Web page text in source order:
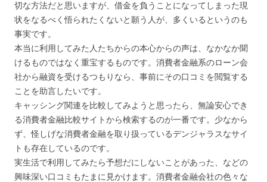
切な方法だと思いますが、借金を負うことになってしまった現
状をなるべく悟られたくないと願う人が、多くいるというのも
事実です。
本当に利用してみた人たちからの本心からの声は、なかなか聞
けるものではなく重宝するものです。消費者金融系のローン会
社から融資を受けるつもりなら、事前にその口コミを閲覧する
ことを助言したいです。
キャッシング関連を比較してみようと思ったら、無論安心でき
る消費者金融比較サイトから検索するのが一番です。少なから
ず、怪しげな消費者金融を取り扱っているデンジャラスなサイ
トも存在しているのです。
実生活で利用してみたら予想だにしないことがあった、などの
興味深い口コミもたまに見かけます。消費者金融会社の色々な